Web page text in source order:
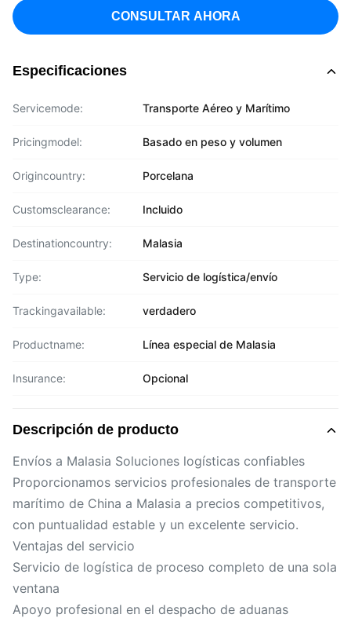
CONSULTAR AHORA
Especificaciones
Servicemode: Transporte Aéreo y Marítimo
Pricingmodel: Basado en peso y volumen
Origincountry: Porcelana
Customsclearance: Incluido
Destinationcountry: Malasia
Type: Servicio de logística/envío
Trackingavailable: verdadero
Productname: Línea especial de Malasia
Insurance: Opcional
Descripción de producto
Envíos a Malasia Soluciones logísticas confiables
Proporcionamos servicios profesionales de transporte
marítimo de China a Malasia a precios competitivos,
con puntualidad estable y un excelente servicio.
Ventajas del servicio
Servicio de logística de proceso completo de una sola
ventana
Apoyo profesional en el despacho de aduanas